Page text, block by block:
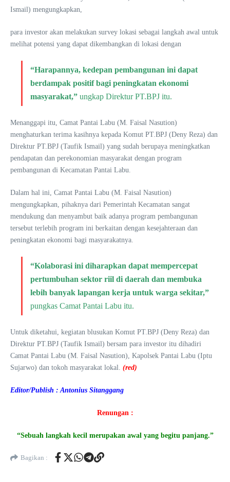
Ismail) mengungkapkan,
para investor akan melakukan survey lokasi sebagai langkah awal untuk
melihat potensi yang dapat dikembangkan di lokasi dengan
“Harapannya, kedepan pembangunan ini dapat
berdampak positif bagi peningkatan ekonomi
masyarakat,” ungkap Direktur PT.BPJ itu.
Menanggapi itu, Camat Pantai Labu (M. Faisal Nasution)
menghaturkan terima kasihnya kepada Komut PT.BPJ (Deny Reza) dan
Direktur PT.BPJ (Taufik Ismail) yang sudah berupaya meningkatkan
pendapatan dan perekonomian masyarakat dengan program
pembangunan di Kecamatan Pantai Labu.
Dalam hal ini, Camat Pantai Labu (M. Faisal Nasution)
mengungkapkan, pihaknya dari Pemerintah Kecamatan sangat
mendukung dan menyambut baik adanya program pembangunan
tersebut terlebih program ini berkaitan dengan kesejahteraan dan
peningkatan ekonomi bagi masyarakatnya.
“Kolaborasi ini diharapkan dapat mempercepat
pertumbuhan sektor riil di daerah dan membuka
lebih banyak lapangan kerja untuk warga sekitar,”
pungkas Camat Pantai Labu itu.
Untuk diketahui, kegiatan blusukan Komut PT.BPJ (Deny Reza) dan
Direktur PT.BPJ (Taufik Ismail) bersam para investor itu dihadiri
Camat Pantai Labu (M. Faisal Nasution), Kapolsek Pantai Labu (Iptu
Sujarwo) dan tokoh masyarakat lokal. (red)
Editor/Publish : Antonius Sitanggang
Renungan :
“Sebuah langkah kecil merupakan awal yang begitu panjang.”
Bagikan :